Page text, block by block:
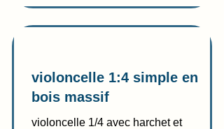
violoncelle 1:4 simple en
bois massif
violoncelle 1/4 avec harchet et